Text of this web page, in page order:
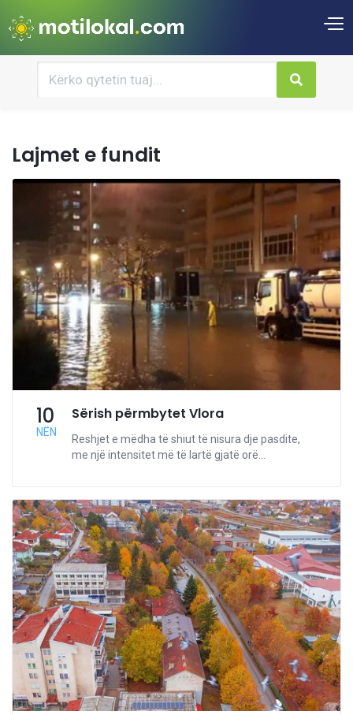
Lajmet e fundit
10
NËN
Sërish përmbytet Vlora
Reshjet e mëdha të shiut të nisura dje pasdite,
me një intensitet më të lartë gjatë orë...